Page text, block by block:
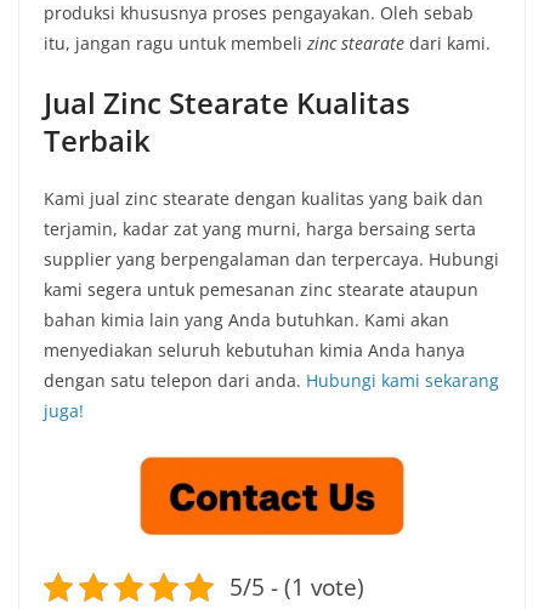
produksi khususnya proses pengayakan. Oleh sebab
itu, jangan ragu untuk membeli zinc stearate dari kami.
Jual Zinc Stearate Kualitas
Terbaik
Kami jual zinc stearate dengan kualitas yang baik dan
terjamin, kadar zat yang murni, harga bersaing serta
supplier yang berpengalaman dan terpercaya. Hubungi
kami segera untuk pemesanan zinc stearate ataupun
bahan kimia lain yang Anda butuhkan. Kami akan
menyediakan seluruh kebutuhan kimia Anda hanya
dengan satu telepon dari anda. Hubungi kami sekarang
juga!
5/5 - (1 vote)